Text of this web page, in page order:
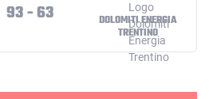
93 - 63
DOLOMITI ENERGIA
TRENTINO